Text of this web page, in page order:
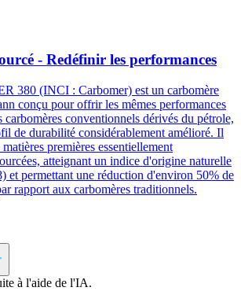
- Redéfinir les performances
380 (INCI : Carbomer) est un carbomère
conçu pour offrir les mêmes performances
carbomères conventionnels dérivés du pétrole,
de durabilité considérablement amélioré. Il
premières essentiellement
atteignant un indice d'origine naturelle
et permettant une réduction d'environ 50% de
rapport aux carbomères traditionnels.
à l'aide de l'IA.